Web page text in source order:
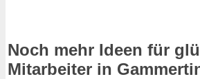
Noch mehr Ideen für
Mitarbeiter in